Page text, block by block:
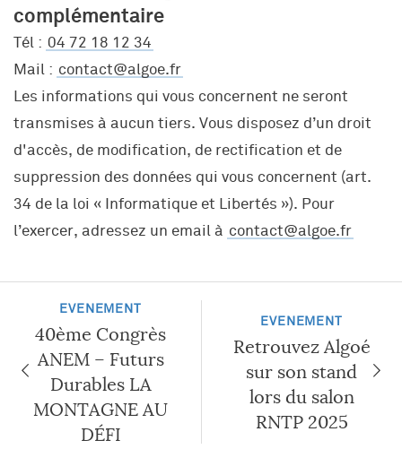
complémentaire
Tél : 04 72 18 12 34
Mail : contact@algoe.fr
Les informations qui vous concernent ne seront
transmises à aucun tiers. Vous disposez d’un droit
d'accès, de modification, de rectification et de
suppression des données qui vous concernent (art.
34 de la loi « Informatique et Libertés »). Pour
l’exercer, adressez un email à contact@algoe.fr
EVENEMENT
40ème Congrès
ANEM – Futurs
Durables LA
MONTAGNE AU
DÉFI
EVENEMENT
Retrouvez Algoé
sur son stand
lors du salon
RNTP 2025